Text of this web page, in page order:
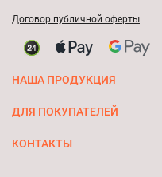
Договор публичной оферты
НАША ПРОДУКЦИЯ
ДЛЯ ПОКУПАТЕЛЕЙ
КОНТАКТЫ